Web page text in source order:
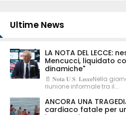
Ultime News
LA NOTA DEL LECCE:
Mencucci, liquidato
dinamiche"
📄 𝐍𝐨𝐭𝐚 𝐔.𝐒. 𝐋𝐞𝐜𝐜𝐞Nella
riunione informale tra il...
ANCORA UNA
cardiaco fatale per